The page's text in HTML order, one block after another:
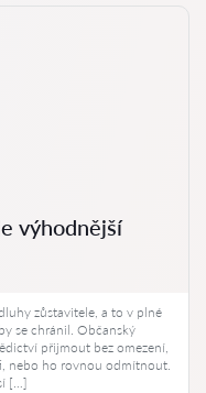
výhodnější
zůstavitele, a to v plné
se chránil. Občanský
přijmout bez omezení,
nebo ho rovnou odmítnout.
[…]